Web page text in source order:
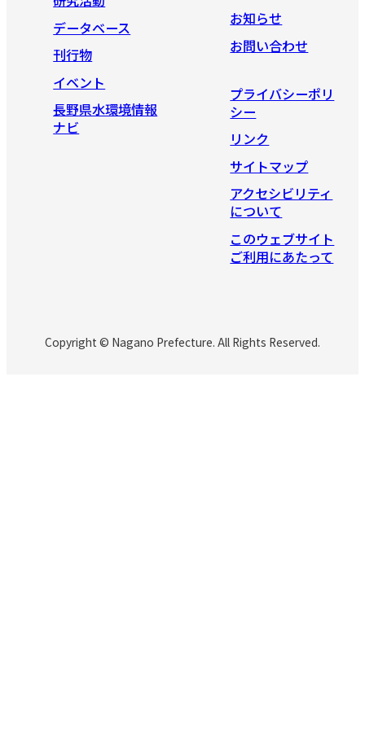
データベース
刊行物
イベント
長野県水環境情報
ナビ
お知らせ
お問い合わせ
プライバシーポリ
シー
リンク
サイトマップ
アクセシビリティ
について
このウェブサイト
ご利用にあたって
Copyright © Nagano Prefecture. All Rights Reserved.